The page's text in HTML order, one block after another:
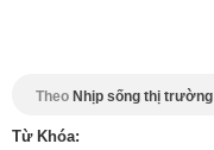
Theo Nhịp sống thị trường
Từ Khóa: